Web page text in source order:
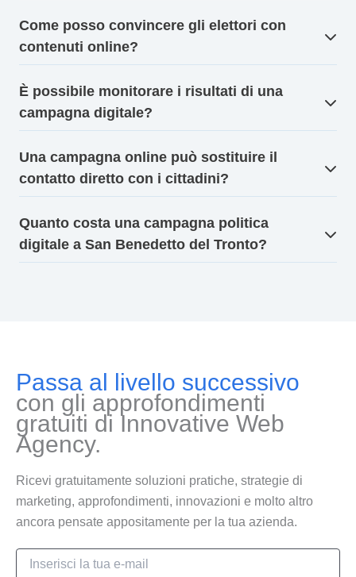
Come posso convincere gli elettori con
contenuti online?
È possibile monitorare i risultati di una
campagna digitale?
Una campagna online può sostituire il
contatto diretto con i cittadini?
Quanto costa una campagna politica
digitale a San Benedetto del Tronto?
Passa al livello successivo
con gli approfondimenti
gratuiti di Innovative Web
Agency.
Ricevi gratuitamente soluzioni pratiche, strategie di
marketing, approfondimenti, innovazioni e molto altro
ancora pensate appositamente per la tua azienda.